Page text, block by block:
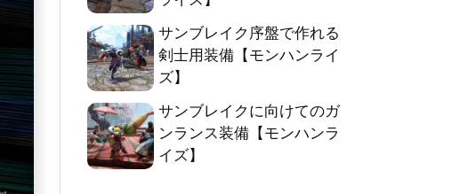
サンブレイク序盤で作れる
剣士用装備【モンハンライ
ズ】
サンブレイクに向けてのガ
ンランス装備【モンハンラ
イズ】